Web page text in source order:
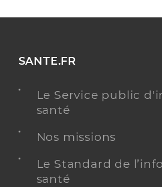
SANTE.FR
Le Service public
santé
Nos missions
Le Standard de
santé